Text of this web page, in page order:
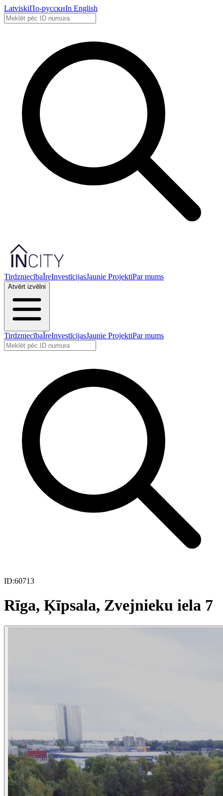
LatviskiПо-русскиIn English
TirdzniecībaĪreInvestīcijasJaunie ProjektiPar mums
Atvērt izvēlni
TirdzniecībaĪreInvestīcijasJaunie ProjektiPar mums
ID:60713
Rīga, Ķīpsala, Zvejnieku iela 7